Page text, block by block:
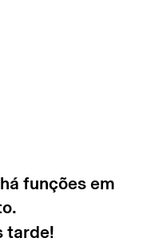
funções em
tarde!